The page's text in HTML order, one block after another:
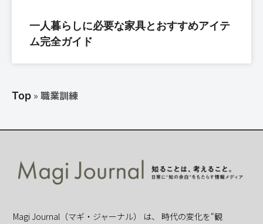
一人暮らしに必要な家具とおすすめアイテ
ム完全ガイド
Top » 職業訓練
Magi Journal（マギ・ジャーナル） は、 時代の変化を“観